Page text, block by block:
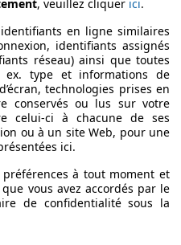
S\u0026S ACTIVE
, veuillez cliquer ici.
en ligne similaires
identifiants assignés
réseau) ainsi que toutes
ex. type et informations de
technologies prises en
conservés ou lus sur votre
celui-ci à chacune de ses
ou à un site Web, pour une
ici.
à tout moment et
vous avez accordés par le
de confidentialité sous la